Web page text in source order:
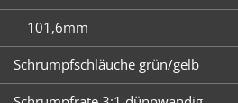
101,6mm
Schrumpfschläuche grün/gelb